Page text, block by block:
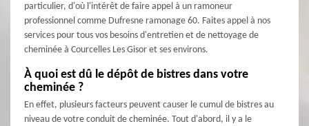
particulier, d'où l'intérêt de faire appel à un ramoneur
professionnel comme Dufresne ramonage 60. Faites appel à nos
services pour tous vos besoins d'entretien et de nettoyage de
cheminée à Courcelles Les Gisor et ses environs.
À quoi est dû le dépôt de bistres dans votre
cheminée ?
En effet, plusieurs facteurs peuvent causer le cumul de bistres au
niveau de votre conduit de cheminée. Tout d'abord, il y a le